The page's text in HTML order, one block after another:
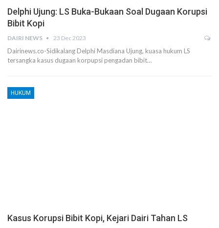
Delphi Ujung: LS Buka-Bukaan Soal Dugaan Korupsi
Bibit Kopi
DAIRI NEWS 23 Dec 2023
Dairinews.co-Sidikalang Delphi Masdiana Ujung, kuasa hukum LS
tersangka kasus dugaan korpupsi pengadan bibit…
HUKUM
Kasus Korupsi Bibit Kopi, Kejari Dairi Tahan LS